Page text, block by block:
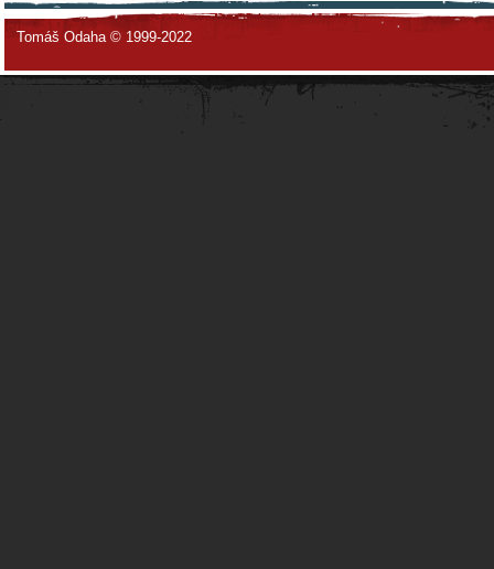
Tomáš Odaha © 1999-2022